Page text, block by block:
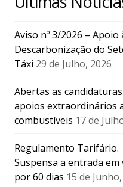
Aviso nº 3/2026 – Apoio
Descarbonização do
Táxi 29 de Julho, 2026
Abertas as
apoios extraordinários
combustíveis 17 de
Regulamento Tarifário.
Suspensa a entrada
por 60 dias 15 de